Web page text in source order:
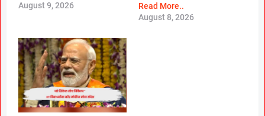
August 9, 2026
Read More..
August 8, 2026